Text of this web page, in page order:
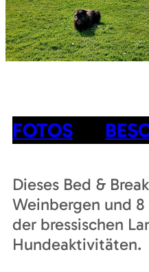
FOTOS
Dieses Bed &
Weinbergen und
der bressischen
Hundeaktivitäten.